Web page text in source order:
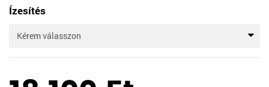
Ízesítés